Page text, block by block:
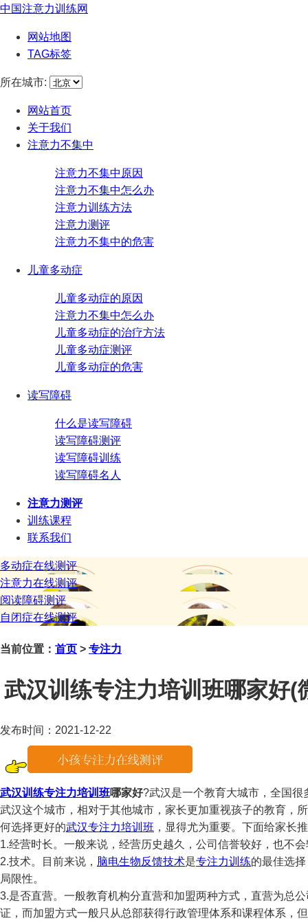
中国注意力训练网
网站地图
TAG标签
所在城市:
网站首页
关于我们
注意力不集中
注意力不集中原因
注意力不集中怎么办
注意力训练方法
注意力测评
注意力不集中的危害
儿童多动症
儿童多动症的原因
注意力不集中怎么办
儿童多动症的治疗方法
儿童多动症测评
儿童多动症的危害
读写障碍
什么是读写障碍
读写障碍测评
读写障碍训练
读写障碍名人
注意力测评
训练课程
联系我们
多动症在线测评
注意力在线测评
阅读障碍测评
自闭症在线测评
当前位置： 首页 > 专注力
武汉训练专注力培训班哪家好
发布时间：2021-12-22
武汉训练专注力培训班哪家好?武汉是一个教育大城市，全国
武汉这个城市，相对于其他城市，家长更加重视孩子的教育，
何选择更好的武汉专注力培训班 ，显得尤为重要。下面给家长
1.经营时长。一般来说，经营历史越久，公司信誉较好，也不
2.技术。目前来说， 脑电生物反馈技术是专注力训练的最佳选
局限性。
3.是否直营。一般教育机构分直营和加盟两种方式，直营为总
证，而加盟方式一般只从总部获得行政管理体系和课程体系，